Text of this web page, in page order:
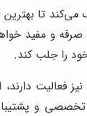
تا بهترین
و مفید
را جلب کند.
فعالیت دارند،
و